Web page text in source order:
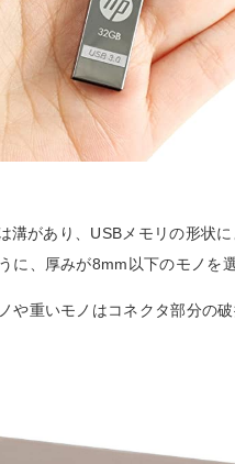
溝があり、USBメモリの形状
に、厚みが8mm以下のモノを
や重いモノはコネクタ部分の